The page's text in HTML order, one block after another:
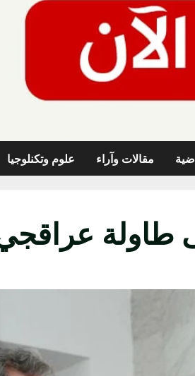
مقالات وآراء علوم وتكنلوجيا
طاولة